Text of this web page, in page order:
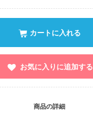
カートに入れる
お気に入りに追加する
商品の詳細